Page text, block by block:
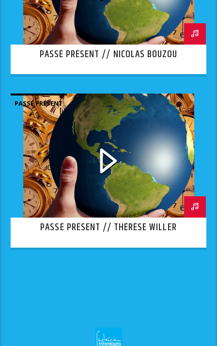
PASSÉ PRÉSENT // NICOLAS BOUZOU
PASSÉ PRÉSENT
PASSÉ PRÉSENT // THÉRÈSE WILLER